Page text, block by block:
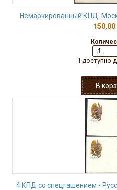
Немаркированный КПД.
150,00
1 доступно
4 КПД со спецгашением -